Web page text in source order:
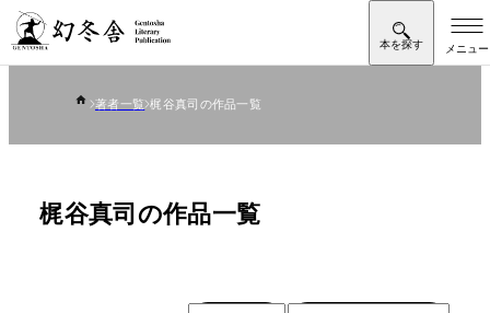
著者一覧 梶谷真司の作品一覧
梶谷真司の作品一覧